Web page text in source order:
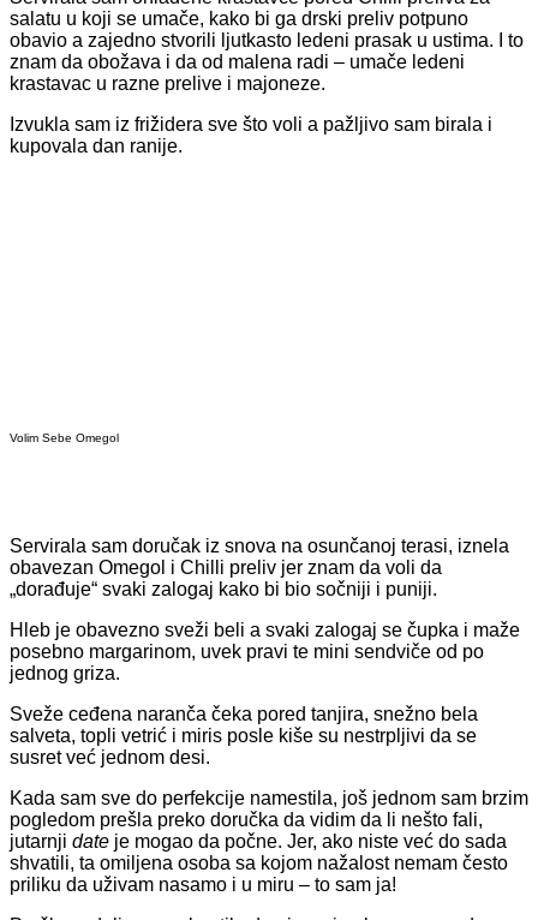
salatu u koji se umače, kako bi ga drski preliv potpuno
obavio a zajedno stvorili ljutkasto ledeni prasak u ustima. I to
znam da obožava i da od malena radi – umače ledeni
krastavac u razne prelive i majoneze.
Izvukla sam iz frižidera sve što voli a pažljivo sam birala i
kupovala dan ranije.
Volim Sebe Omegol
Servirala sam doručak iz snova na osunčanoj terasi, iznela
obavezan Omegol i Chilli preliv jer znam da voli da
„dorađuje“ svaki zalogaj kako bi bio sočniji i puniji.
Hleb je obavezno sveži beli a svaki zalogaj se čupka i maže
posebno margarinom, uvek pravi te mini sendviče od po
jednog griza.
Sveže ceđena naranča čeka pored tanjira, snežno bela
salveta, topli vetrić i miris posle kiše su nestrpljivi da se
susret već jednom desi.
Kada sam sve do perfekcije namestila, još jednom sam brzim
pogledom prešla preko doručka da vidim da li nešto fali,
jutarnji date je mogao da počne. Jer, ako niste već do sada
shvatili, ta omiljena osoba sa kojom nažalost nemam često
priliku da uživam nasamo i u miru – to sam ja!